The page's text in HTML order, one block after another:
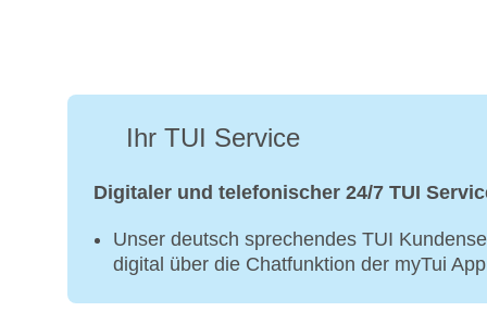
Ihr TUI Service
Digitaler und telefonischer 24/7 TUI
Unser deutsch sprechendes TUI
digital über die Chatfunktion der myTui